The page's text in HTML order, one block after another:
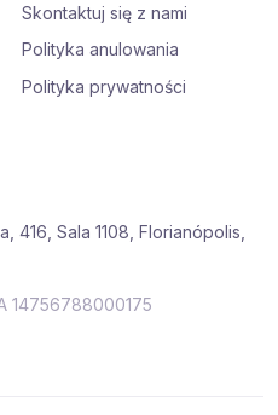
Skontaktuj się z nami
Polityka anulowania
Polityka prywatności
416, Sala 1108, Florianópolis,
14756788000175